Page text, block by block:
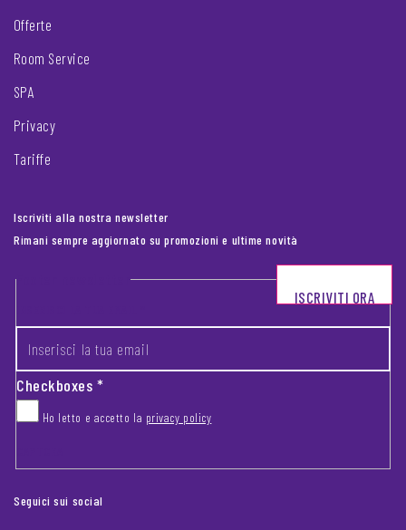
Offerte
Room Service
SPA
Privacy
Tariffe
Iscriviti alla nostra newsletter
Rimani sempre aggiornato su promozioni e ultime novità
Footer newsletter
Checkboxes*
Ho letto e accetto la privacy policy
ISCRIVITI ORA
Seguici sui social